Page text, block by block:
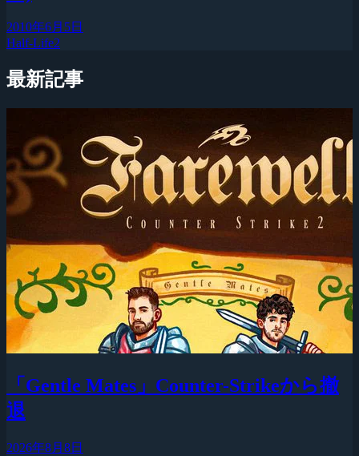
2010年6月5日
Half-Life2
最新記事
「Gentle Mates」Counter-Strikeから撤
退
2026年8月8日